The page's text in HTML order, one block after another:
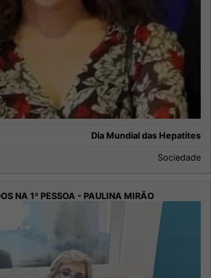
Dia Mundial das Hepatites
Sociedade